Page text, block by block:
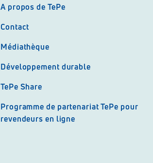
A propos de TePe
Contact
Médiathèque
Développement durable
TePe Share
Programme de partenariat TePe pour
revendeurs en ligne